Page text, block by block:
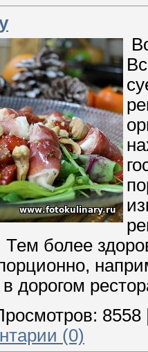
Тем более
дорогом
8558
(0)